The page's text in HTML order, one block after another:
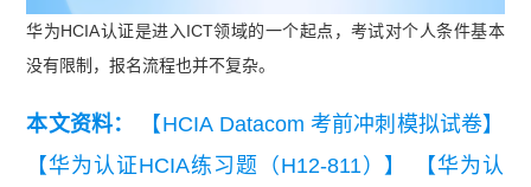
华为HCIA认证是进入ICT领域的一个起点，考试对个人条件基本
没有限制，报名流程也并不复杂。
本文资料：
【HCIA Datacom 考前冲刺模拟试卷】
【华为认证HCIA练习题（H12-811）】
【华为认